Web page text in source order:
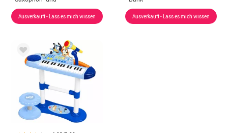
Maracas-Set
Ausverkauft - Lass es mich wissen Ausverkauft - Lass es mich wissen